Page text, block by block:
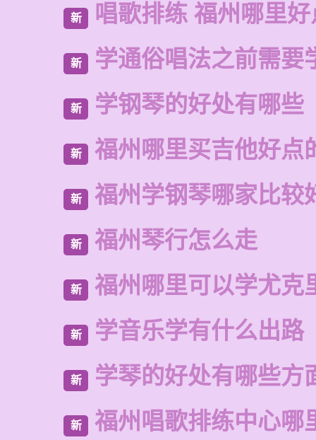
新 唱歌排练 福州哪里
新 学通俗唱法之前需要
新 学钢琴的好处有哪些
新 福州哪里买吉他好点
新 福州学钢琴哪家比较
新 福州琴行怎么走
新 福州哪里可以学尤克
新 学音乐学有什么出路
新 学琴的好处有哪些方
新 福州唱歌排练中心哪